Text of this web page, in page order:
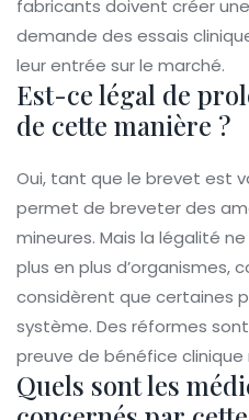
fabricants doivent créer
demande des essais
leur entrée sur le marché.
Est-ce légal de
de cette manière ?
Oui, tant que le brevet est
permet de breveter des
mineures. Mais la légalité
plus en plus d’organismes,
considèrent que certaines
système. Des réformes
preuve de bénéfice clinique
Quels sont les